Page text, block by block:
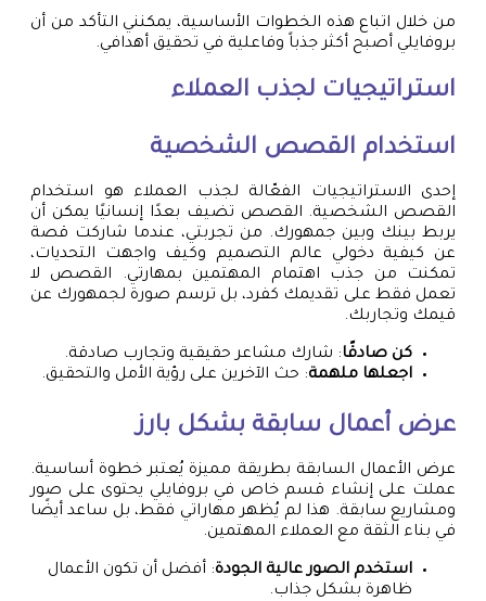
من خلال اتباع هذه الخطوات الأساسية، يمكنني التأكد من أن
بروفايلي أصبح أكثر جذباً وفاعلية في تحقيق أهدافي.
استراتيجيات لجذب العملاء
استخدام القصص الشخصية
إحدى الاستراتيجيات الفعّالة لجذب العملاء هو استخدام
القصص الشخصية. القصص تضيف بعدًا إنسانيًا يمكن أن
يربط بينك وبين جمهورك. من تجربتي، عندما شاركت قصة
عن كيفية دخولي عالم التصميم وكيف واجهت التحديات،
تمكنت من جذب اهتمام المهتمين بمهارتي. القصص لا
تعمل فقط على تقديمك كفرد، بل ترسم صورة لجمهورك عن
قيمك وتجاربك.
كن صادقًا: شارك مشاعر حقيقية وتجارب صادقة.
اجعلها ملهمة: حث الآخرين على رؤية الأمل والتحقيق.
عرض أعمال سابقة بشكل بارز
عرض الأعمال السابقة بطريقة مميزة يُعتبر خطوة أساسية.
عملت على إنشاء قسم خاص في بروفايلي يحتوى على صور
ومشاريع سابقة. هذا لم يُظهر مهاراتي فقط، بل ساعد أيضًا
في بناء الثقة مع العملاء المهتمين.
استخدم الصور عالية الجودة: أفضل أن تكون الأعمال
ظاهرة بشكل جذاب.